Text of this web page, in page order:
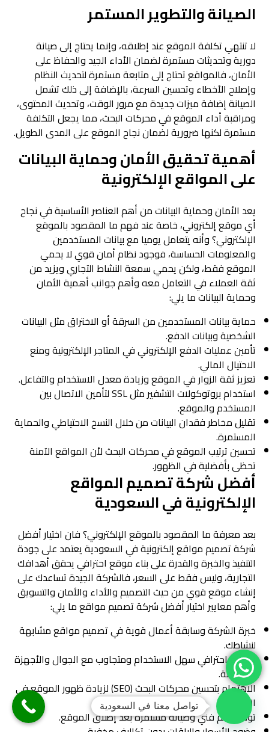
الصيانة والتطوير المستمر
لا تنتهي تكلفة الموقع عند إطلاقه، وإنما يحتاج إلى صيانة
دورية وتحديثات مستمرة لضمان الأداء الجيد والحفاظ على
الأمان، فالمواقع تحتاج إلى متابعة مستمرة لتحديث النظام
وإصلاح الأخطاء وتحسين السرعة، بالإضافة إلى ذلك تشمل
الصيانة إضافة ميزات جديدة مع مرور الوقت، وتحديث المحتوى،
ومراقبة أداء الموقع في محركات البحث، مما يجعل التكلفة
مستمرة لكنها ضرورية لضمان نجاح الموقع على المدى الطويل.
أهمية تحقيق الأمان وحماية البيانات
على المواقع الإلكترونية
يعد الأمان وحماية البيانات من أهم العناصر الأساسية في نجاح
أي موقع إلكتروني، خاصة عند فهم ما المقصود بالموقع
الإلكتروني؟ وأنه يتعامل يوميا مع بيانات المستخدمين
والمعلومات الحساسة، فوجود نظام أمان قوي لا يحمي
الموقع فقط، ولكن يحمي سمعة النشاط التجاري ويزيد من
ثقة العملاء في التعامل معه وأهم جوانب أهمية الأمان
وحماية البيانات ما يلي:
حماية بيانات المستخدمين من السرقة أو الاختراق مثل البيانات
الشخصية وبيانات الدفع.
تأمين عمليات الدفع الإلكتروني في المتاجر الإلكترونية ومنع
الاحتيال المالي.
تعزيز ثقة الزوار في الموقع وزيادة معدل الاستخدام والتفاعل.
استخدام بروتوكولات التشفير مثل SSL لتأمين الاتصال بين
المستخدم والموقع.
تقليل مخاطر فقدان البيانات من خلال النسخ الاحتياطي والحماية
المستمرة.
تحسين ترتيب الموقع في محركات البحث لأن المواقع الآمنة
تحظى بأفضلية في الظهور.
أفضل شركة تصميم المواقع
الإلكترونية في السعودية
بعد معرفة ما المقصود بالموقع الإلكتروني؟ فان اختيار أفضل
شركة تصميم مواقع إلكترونية في السعودية يعتمد على جودة
التنفيذ والخبرة والقدرة على بناء موقع احترافي يحقق أهدافك
التجارية، وليس فقط على السعر، فالشركة الجيدة تساعدك على
إنشاء موقع قوي من حيث التصميم والأداء والأمان والتسويق
وأهم معايير اختيار أفضل شركة تصميم مواقع ما يلي:
خبرة الشركة وسابقة أعمال قوية في تصميم مواقع مشابهة
لنشاطك.
تصميم احترافي سهل الاستخدام ومتجاوب مع الجوال والأجهزة
المختلفة.
الاهتمام بتحسين محركات البحث (SEO) لزيادة ظهور الموقع في
النتائج.
توفير دعم فني وصيانة مستمرة بعد إطلاق الموقع.
تواصل معنا في السعودية